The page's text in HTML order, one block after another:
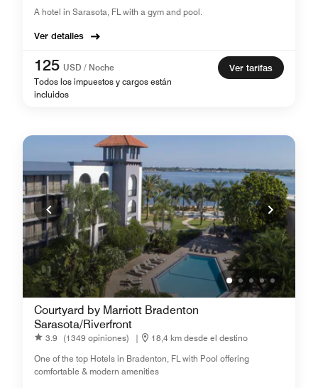
A hotel in Sarasota, FL with a gym and pool.
Ver detalles
125 USD / Noche
Todos los impuestos y cargos están
incluidos
Ver tarifas
Courtyard by Marriott Bradenton
Sarasota/Riverfront
3.9 (1349 opiniones) |
18,4 km desde el destino
One of the top Hotels in Bradenton, FL with Pool offering
comfortable & modern amenities